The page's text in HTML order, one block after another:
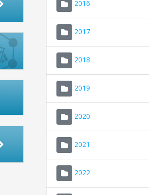
2016
2017
2018
2019
2020
2021
2022